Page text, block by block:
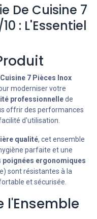
De Cuisine 7
: L'Essentiel
7 Pièces Inox
moderniser votre
professionnellede
offrir des performances
d'utilisation.
qualité, cet ensemble
parfaite et une
poignées ergonomiques
sont résistantes à la
et sécurisée.
l'Ensemble